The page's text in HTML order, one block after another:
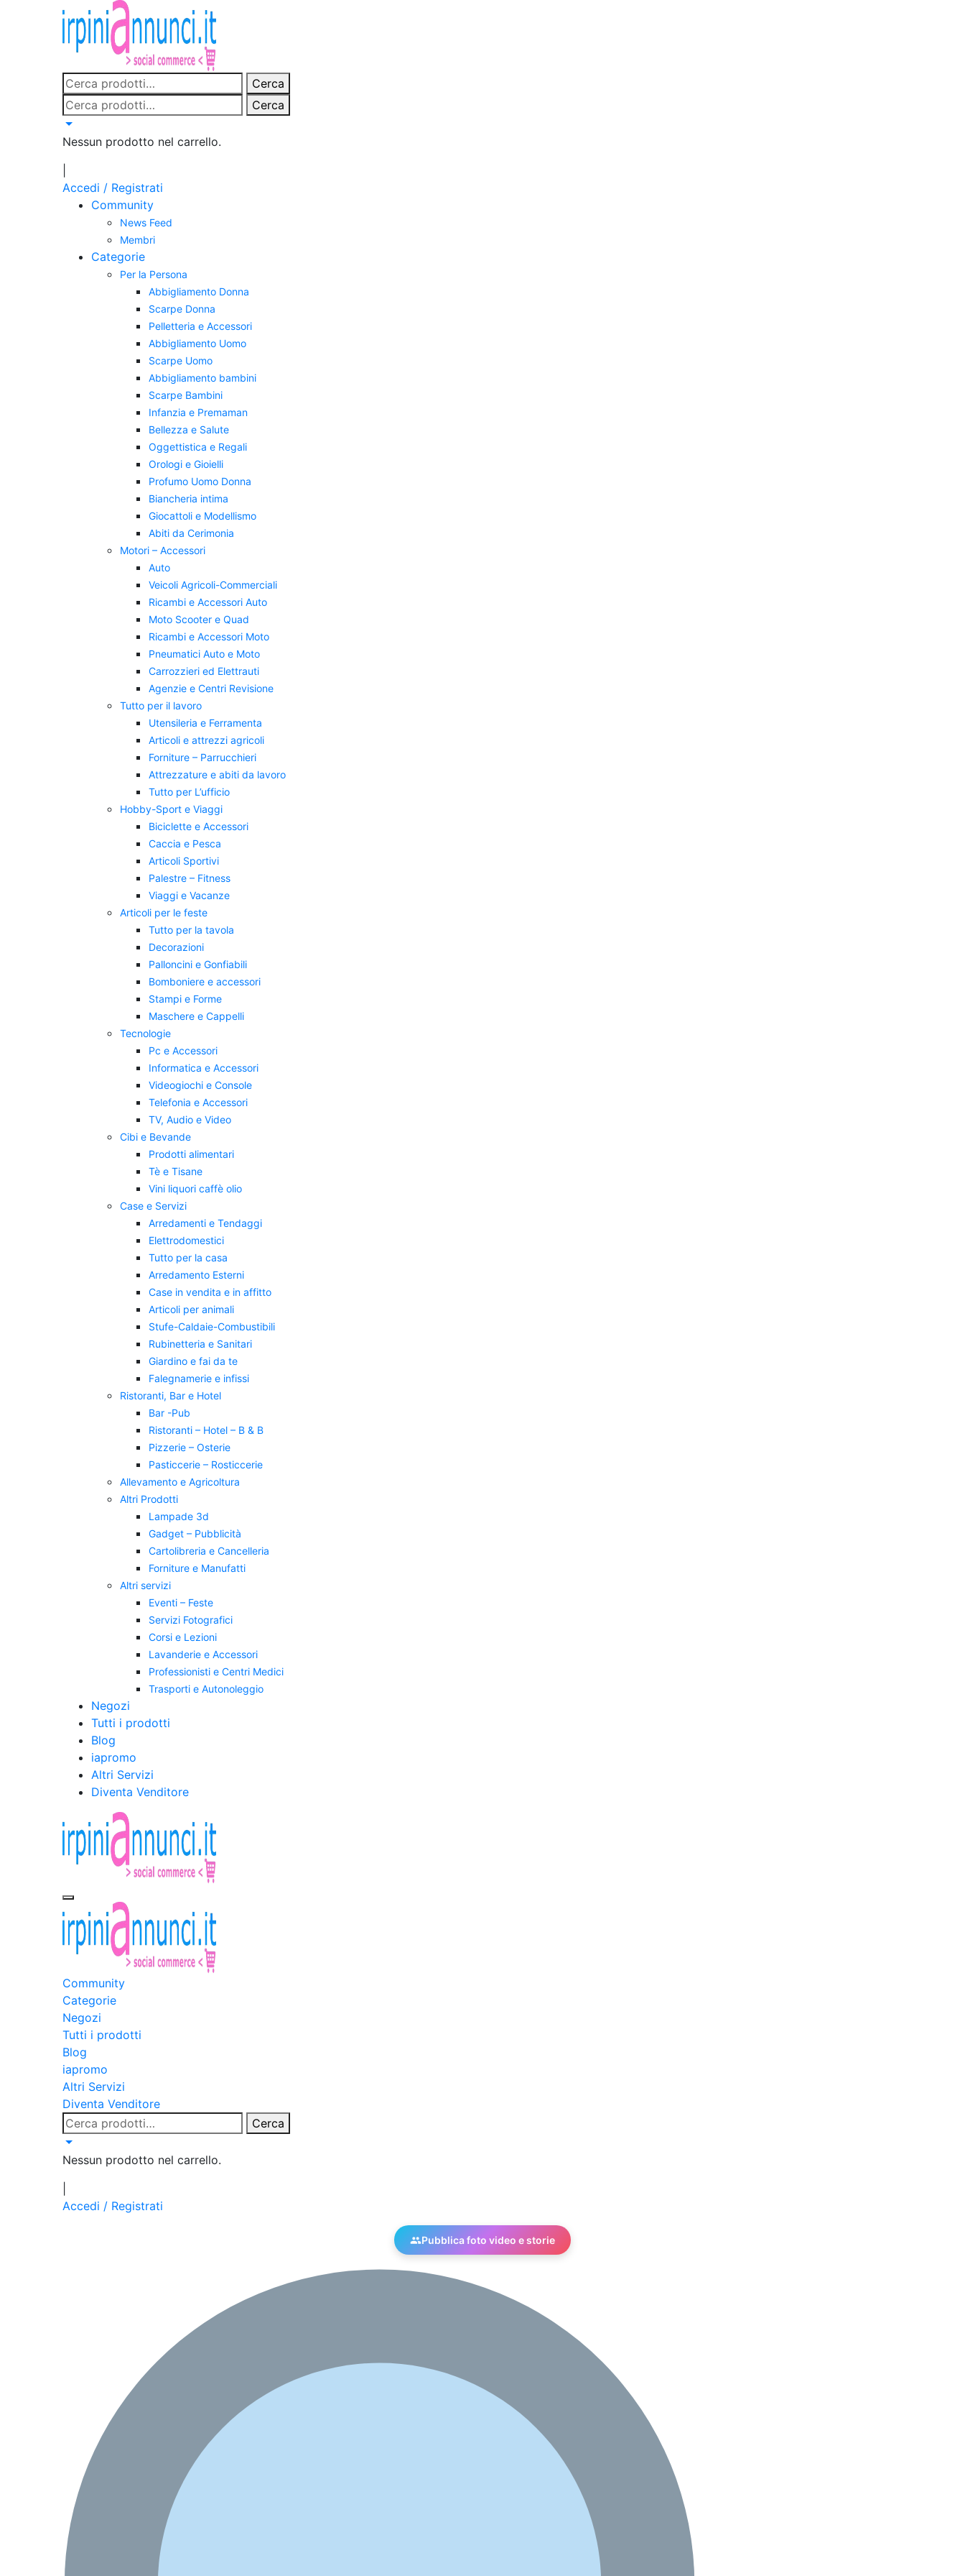
Cerca:
Cerca
Cerca:
Cerca
Nessun prodotto nel carrello.
Accedi / Registrati
Community
News Feed
Membri
Categorie
Per la Persona
Abbigliamento Donna
Scarpe Donna
Pelletteria e Accessori
Abbigliamento Uomo
Scarpe Uomo
Abbigliamento bambini
Scarpe Bambini
Infanzia e Premaman
Bellezza e Salute
Oggettistica e Regali
Orologi e Gioielli
Profumo Uomo Donna
Biancheria intima
Giocattoli e Modellismo
Abiti da Cerimonia
Motori – Accessori
Auto
Veicoli Agricoli-Commerciali
Ricambi e Accessori Auto
Moto Scooter e Quad
Ricambi e Accessori Moto
Pneumatici Auto e Moto
Carrozzieri ed Elettrauti
Agenzie e Centri Revisione
Tutto per il lavoro
Utensileria e Ferramenta
Articoli e attrezzi agricoli
Forniture – Parrucchieri
Attrezzature e abiti da lavoro
Tutto per L’ufficio
Hobby-Sport e Viaggi
Biciclette e Accessori
Caccia e Pesca
Articoli Sportivi
Palestre – Fitness
Viaggi e Vacanze
Articoli per le feste
Tutto per la tavola
Decorazioni
Palloncini e Gonfiabili
Bomboniere e accessori
Stampi e Forme
Maschere e Cappelli
Tecnologie
Pc e Accessori
Informatica e Accessori
Videogiochi e Console
Telefonia e Accessori
TV, Audio e Video
Cibi e Bevande
Prodotti alimentari
Tè e Tisane
Vini liquori caffè olio
Case e Servizi
Arredamenti e Tendaggi
Elettrodomestici
Tutto per la casa
Arredamento Esterni
Case in vendita e in affitto
Articoli per animali
Stufe-Caldaie-Combustibili
Rubinetteria e Sanitari
Giardino e fai da te
Falegnamerie e infissi
Ristoranti, Bar e Hotel
Bar -Pub
Ristoranti – Hotel – B & B
Pizzerie – Osterie
Pasticcerie – Rosticcerie
Allevamento e Agricoltura
Altri Prodotti
Lampade 3d
Gadget – Pubblicità
Cartolibreria e Cancelleria
Forniture e Manufatti
Altri servizi
Eventi – Feste
Servizi Fotografici
Corsi e Lezioni
Lavanderie e Accessori
Professionisti e Centri Medici
Trasporti e Autonoleggio
Negozi
Tutti i prodotti
Blog
iapromo
Altri Servizi
Diventa Venditore
Community
Categorie
Negozi
Tutti i prodotti
Blog
iapromo
Altri Servizi
Diventa Venditore
Cerca:
Cerca
Nessun prodotto nel carrello.
Accedi / Registrati
Pubblica foto video e storie